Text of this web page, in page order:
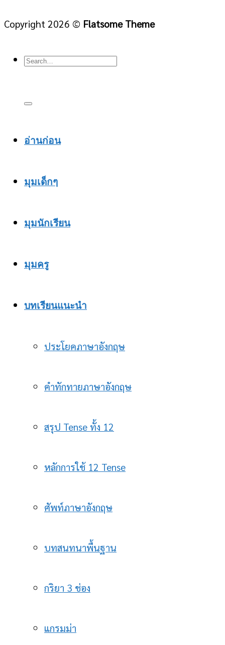
Copyright 2026 © Flatsome Theme
อ่านก่อน
มุมเด็กๆ
มุมนักเรียน
มุมครู
บทเรียนแนะนำ
ประโยคภาษาอังกฤษ
คำทักทายภาษาอังกฤษ
สรุป Tense ทั้ง 12
หลักการใช้ 12 Tense
ศัพท์ภาษาอังกฤษ
บทสนทนาพื้นฐาน
กริยา 3 ช่อง
แกรมม่า